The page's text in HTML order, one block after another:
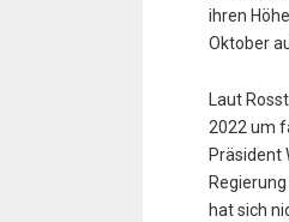
ihren
Oktober
Laut
2022 um
Präsident
hat sich